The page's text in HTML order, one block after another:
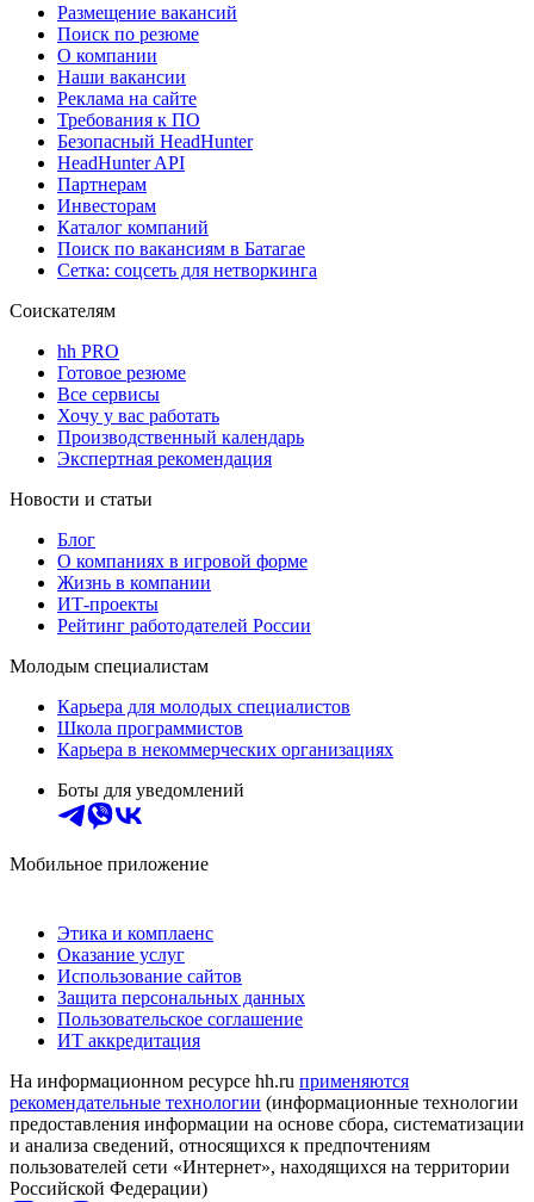
Размещение вакансий
Поиск по резюме
О компании
Наши вакансии
Реклама на сайте
Требования к ПО
Безопасный HeadHunter
HeadHunter API
Партнерам
Инвесторам
Каталог компаний
Поиск по вакансиям в Батагае
Сетка: соцсеть для нетворкинга
Соискателям
hh PRO
Готовое резюме
Все сервисы
Хочу у вас работать
Производственный календарь
Экспертная рекомендация
Новости и статьи
Блог
О компаниях в игровой форме
Жизнь в компании
ИТ-проекты
Рейтинг работодателей России
Молодым специалистам
Карьера для молодых специалистов
Школа программистов
Карьера в некоммерческих организациях
Боты для уведомлений
Мобильное приложение
Этика и комплаенс
Оказание услуг
Использование сайтов
Защита персональных данных
Пользовательское соглашение
ИТ аккредитация
На информационном ресурсе hh.ru применяются
рекомендательные технологии (информационные технологии
предоставления информации на основе сбора, систематизации
и анализа сведений, относящихся к предпочтениям
пользователей сети «Интернет», находящихся на территории
Российской Федерации)